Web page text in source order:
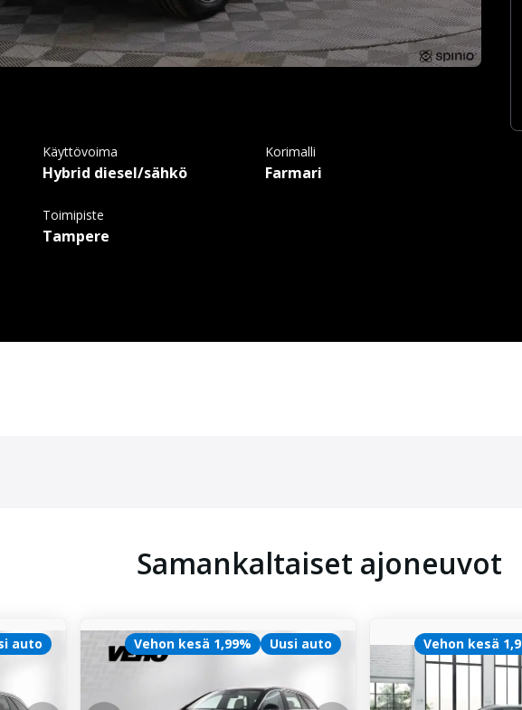
Käyttövoima
Hybrid diesel/sähkö
Korimalli
Farmari
Toimipiste
Tampere
Samankaltaiset ajoneuvot
auto Vehon kesä 1,99% Uusi auto Vehon kesä